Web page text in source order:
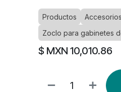
Productos
Zoclo para gabinetes
$ MXN 10,010.86